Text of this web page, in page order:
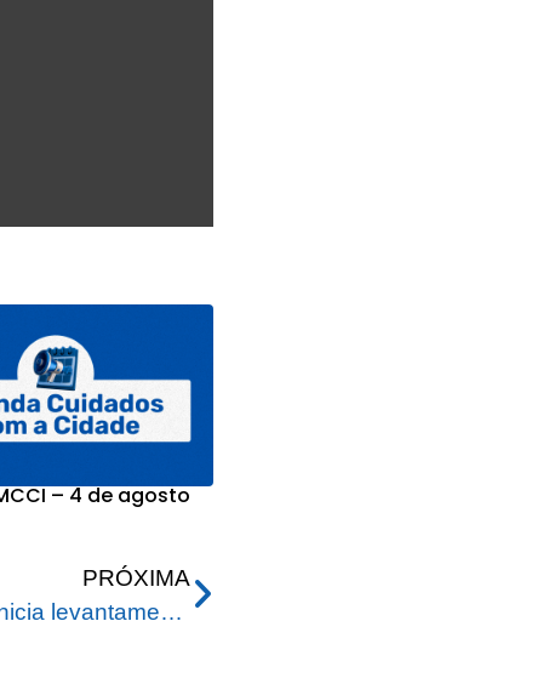
– 4 de agosto
PRÓXIMA
Prefeitura de Rio Branco inicia levantamento de famílias atingidas por enxurrada na Baixada da Sobral e anuncia auxílio “Cartão do Bem”